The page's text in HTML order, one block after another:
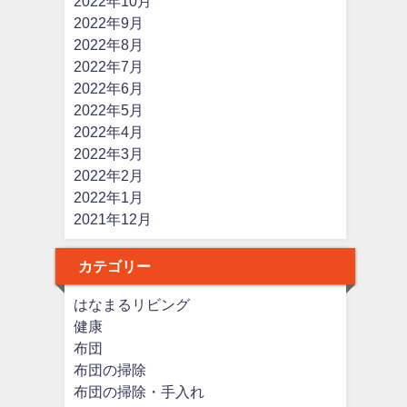
2022年9月
2022年8月
2022年7月
2022年6月
2022年5月
2022年4月
2022年3月
2022年2月
2022年1月
2021年12月
カテゴリー
はなまるリビング
健康
布団
布団の掃除
布団の掃除・手入れ